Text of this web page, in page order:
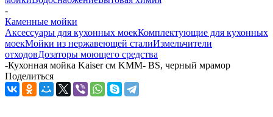
-
Каменные мойки
Аксессуары для кухонных моекКомплектующие для кухонных
моекМойки из нержавеющей сталиИзмельчители
отходовДозаторы моющего средства
-Кухонная мойка Kaiser см KMM- BS, черный мрамор
Поделиться